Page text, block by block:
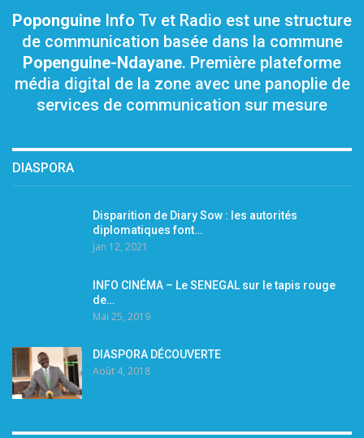
Poponguine Info Tv et Radio est une structure
de communication basée dans la commune
Popenguine-Ndayane. Première plateforme
média digital de la zone avec une panoplie de
services de communication sur mesure
DIASPORA
Disparition de Diary Sow : les autorités
diplomatiques font…
Jan 12, 2021
INFO CINÉMA – Le SENEGAL sur le tapis rouge
de…
Mai 25, 2019
DIASPORA DÉCOUVERTE
Août 4, 2018